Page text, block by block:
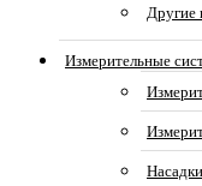
Другие
Измерительные